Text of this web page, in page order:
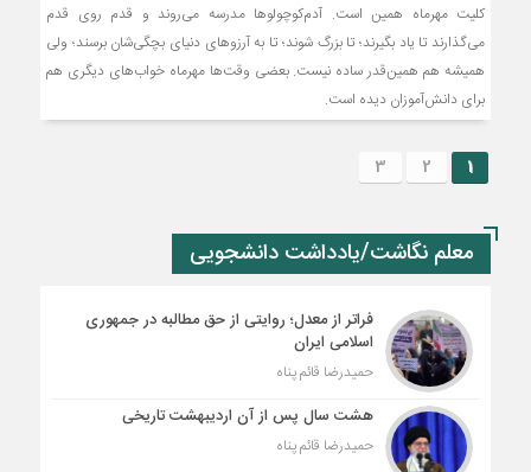
کلیت مهرماه همین‌ است. آدم‌کوچولوها مدرسه می‌روند و قدم روی قدم
می‌گذارند تا یاد بگیرند؛ تا بزرگ شوند؛ تا به آرزوهای دنیای بچگی‌شان برسند؛ ولی
همیشه هم همین‌قدر ساده نیست. بعضی وقت‌ها مهرماه خواب‌های دیگری هم
برای دانش‌آموزان دیده است.
1
2
3
معلم نگاشت/یادداشت دانشجویی
فراتر از معدل؛ روایتی از حق مطالبه در جمهوری
اسلامی ایران
حمیدرضا قائم پناه
هشت سال پس از آن اردیبهشت تاریخی
حمیدرضا قائم پناه